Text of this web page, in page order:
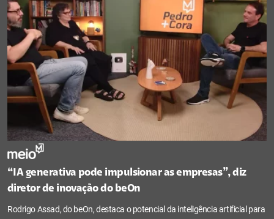
“IA generativa pode impulsionar as empresas”, diz
diretor de inovação do beOn
Rodrigo Assad, do beOn, destaca o potencial da inteligência artificial para